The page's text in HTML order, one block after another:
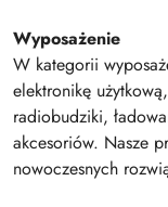
Wyposażenie
W kategorii
elektronikę
radiobudziki,
akcesoriów. Nasze
nowoczesnych